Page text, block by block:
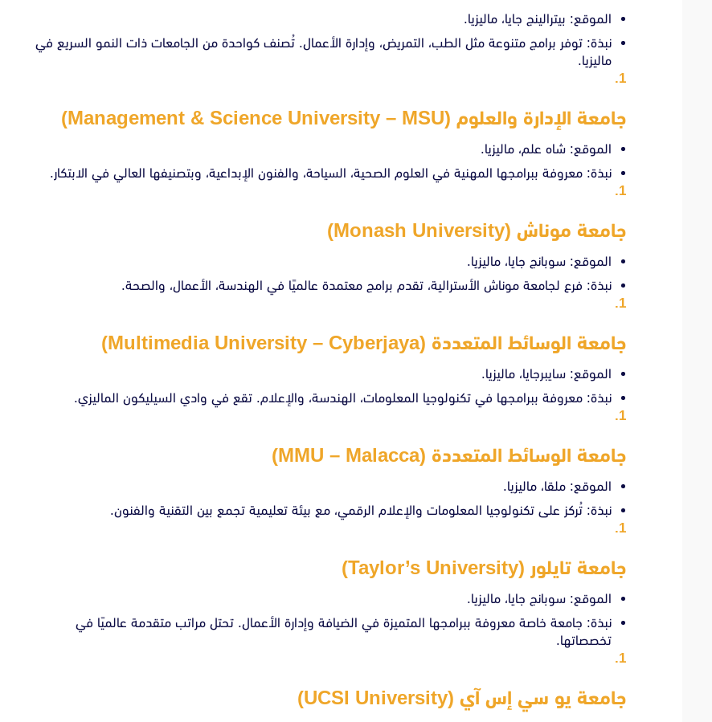
الموقع: بيترالينج جايا، ماليزيا.
نبذة: توفر برامج متنوعة مثل الطب، التمريض، وإدارة الأعمال. تُصنف كواحدة من الجامعات ذات النمو السريع في
ماليزيا.
جامعة الإدارة والعلوم (Management & Science University – MSU)
الموقع: شاه علم، ماليزيا.
نبذة: معروفة ببرامجها المهنية في العلوم الصحية، السياحة، والفنون الإبداعية، وبتصنيفها العالي في الابتكار.
جامعة موناش (Monash University)
الموقع: سوبانج جايا، ماليزيا.
نبذة: فرع لجامعة موناش الأسترالية، تقدم برامج معتمدة عالميًا في الهندسة، الأعمال، والصحة.
جامعة الوسائط المتعددة (Multimedia University – Cyberjaya)
الموقع: سايبرجايا، ماليزيا.
نبذة: معروفة ببرامجها في تكنولوجيا المعلومات، الهندسة، والإعلام. تقع في وادي السيليكون الماليزي.
جامعة الوسائط المتعددة (MMU – Malacca)
الموقع: ملقا، ماليزيا.
نبذة: تُركز على تكنولوجيا المعلومات والإعلام الرقمي، مع بيئة تعليمية تجمع بين التقنية والفنون.
جامعة تايلور (Taylor’s University)
الموقع: سوبانج جايا، ماليزيا.
نبذة: جامعة خاصة معروفة ببرامجها المتميزة في الضيافة وإدارة الأعمال. تحتل مراتب متقدمة عالميًا في
تخصصاتها.
جامعة يو سي إس آي (UCSI University)